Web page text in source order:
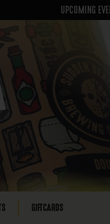
UPCOMING
GIFTCARDS